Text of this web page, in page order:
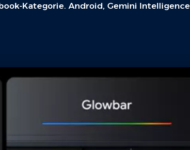
Kategorie. Android, Gemini